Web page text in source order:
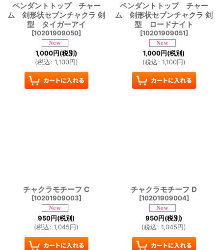
ペンダントトップ チャー
ム 剣形状セブンチャクラ 剣
型 タイガーアイ
[10201909050]
1,000円(税別)
(税込: 1,100円)
ペンダントトップ チャー
ム 剣形状セブンチャクラ 剣
型 ロードナイト
[10201909051]
1,000円(税別)
(税込: 1,100円)
チャクラモチーフ C
[10201909003]
950円(税別)
(税込: 1,045円)
チャクラモチーフ D
[10201909004]
950円(税別)
(税込: 1,045円)